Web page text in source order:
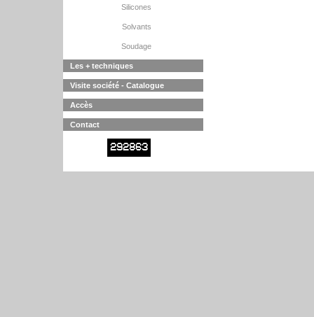
Silicones
Solvants
Soudage
Les + techniques
Visite société - Catalogue
Accès
Contact
292863